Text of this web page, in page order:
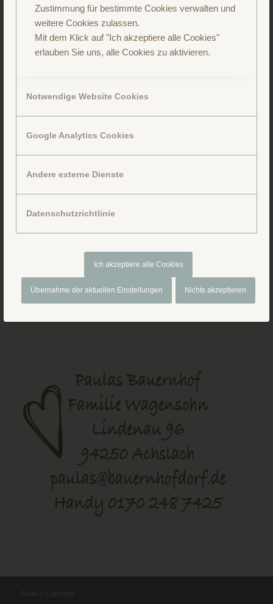
Zustimmung für bestimmte Cookies verwalten und
weitere Cookies zulassen.
Mit dem Klick auf "Ich akzeptiere alle Cookies"
erlauben Sie uns, alle Cookies zu aktivieren.
Notwendige Website Cookies
Google Analytics Cookies
Andere externe Dienste
Datenschutzrichtlinie
Ich akzeptiere alle Cookies
Übernahme der aktuellen Einstellungen Nichts akzeptieren
Folge uns auf Facebook
Paula © Copyright